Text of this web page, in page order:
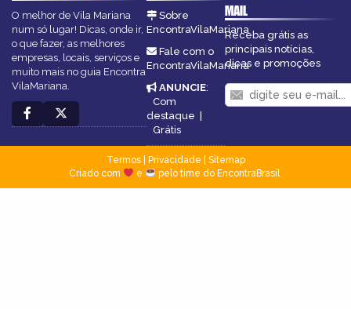
O melhor de Vila Mariana
num só lugar! Dicas, onde ir,
o que fazer, as melhores
empresas, locais, serviços e
muito mais no guia Encontra
VilaMariana.
Sobre
EncontraVilaMariana
Fale com o
EncontraVilaMariana
ANUNCIE:
Com
destaque |
Grátis
MAIL
Receba grátis as
principais notícias,
dicas e promoções
Termos| Privacidade
Sitemap
Criado com
e pelo time do EncontraBrasil